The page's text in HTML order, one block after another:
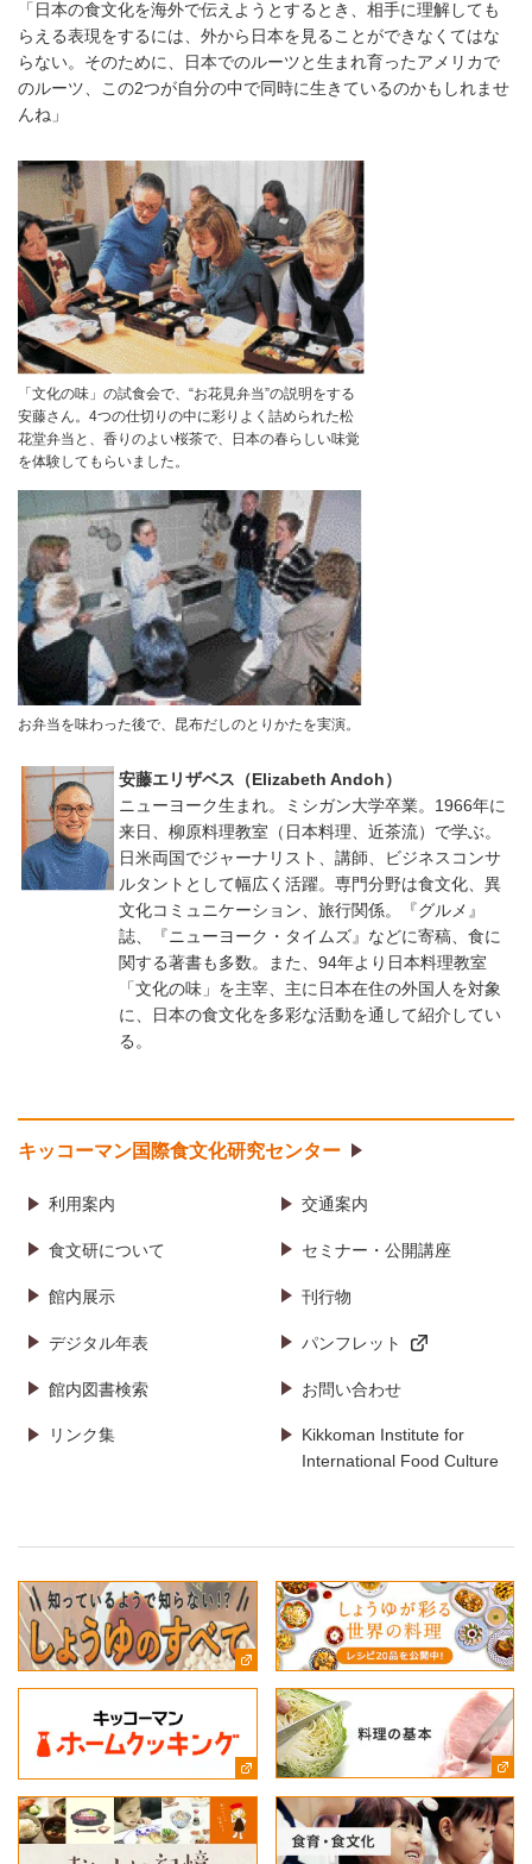
「日本の食文化を海外で伝えようとするとき、相手に理解しても
らえる表現をするには、外から日本を見ることができなくてはな
らない。そのために、日本でのルーツと生まれ育ったアメリカで
のルーツ、この2つが自分の中で同時に生きているのかもしれませ
んね」
「文化の味」の試食会で、“お花見弁当”の説明をする
安藤さん。4つの仕切りの中に彩りよく詰められた松
花堂弁当と、香りのよい桜茶で、日本の春らしい味覚
を体験してもらいました。
お弁当を味わった後で、昆布だしのとりかたを実演。
安藤エリザベス（Elizabeth Andoh）
ニューヨーク生まれ。ミシガン大学卒業。1966年に
来日、柳原料理教室（日本料理、近茶流）で学ぶ。
日米両国でジャーナリスト、講師、ビジネスコンサ
ルタントとして幅広く活躍。専門分野は食文化、異
文化コミュニケーション、旅行関係。『グルメ』
誌、『ニューヨーク・タイムズ』などに寄稿、食に
関する著書も多数。また、94年より日本料理教室
「文化の味」を主宰、主に日本在住の外国人を対象
に、日本の食文化を多彩な活動を通して紹介してい
る。
キッコーマン国際食文化研究センター
利用案内 交通案内
食文研について セミナー・公開講座
館内展示 刊行物
デジタル年表 パンフレット
館内図書検索 お問い合わせ
リンク集
Kikkoman Institute for
International Food Culture